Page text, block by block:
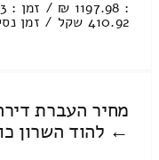
410.92 שקל / זמן נסיעה בין ערים 35 דקות [...]
← להוד השרון